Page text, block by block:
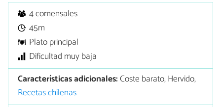
4 comensales
45m
Plato principal
Dificultad muy baja
Características adicionales:Coste barato, Hervido,
Recetas chilenas